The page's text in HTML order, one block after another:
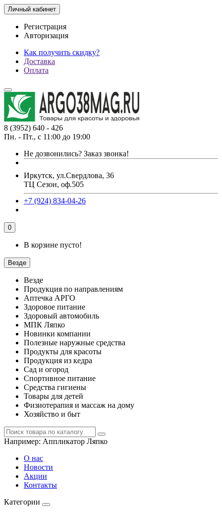
Личный кабинет
Регистрация
Авторизация
Как получить скидку?
Доставка
Оплата
8 (3952) 640 - 426
Пн. - Пт., с 11:00 до 19:00
Не дозвонились? Заказ звонка!
Иркутск, ул.Свердлова, 36
ТЦ Сезон, оф.505
+7 (924) 834-04-26
0
В корзине пусто!
Везде
Везде
Продукция по направлениям
Аптечка АРГО
Здоровое питание
Здоровый автомобиль
МПК Ляпко
Новинки компании
Полезные наружные средства
Продукты для красоты
Продукция из кедра
Сад и огород
Спортивное питание
Средства гигиены
Товары для детей
Физиотерапия и массаж на дому
Хозяйство и быт
Например: Аппликатор Ляпко
О нас
Новости
Акции
Контакты
Категории